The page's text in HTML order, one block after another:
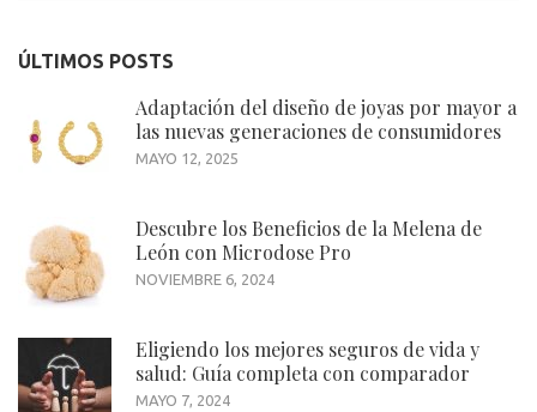
ÚLTIMOS POSTS
Adaptación del diseño de joyas por mayor a
las nuevas generaciones de consumidores
MAYO 12, 2025
Descubre los Beneficios de la Melena de
León con Microdose Pro
NOVIEMBRE 6, 2024
Eligiendo los mejores seguros de vida y
salud: Guía completa con comparador
MAYO 7, 2024